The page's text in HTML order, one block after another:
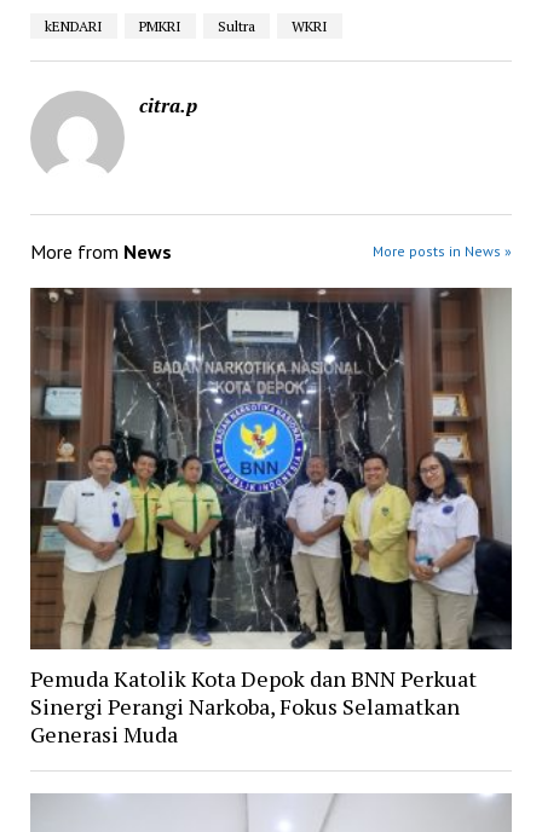
kENDARI PMKRI Sultra WKRI
citra.p
More from News More posts in News »
Pemuda Katolik Kota Depok dan BNN Perkuat
Sinergi Perangi Narkoba, Fokus Selamatkan
Generasi Muda